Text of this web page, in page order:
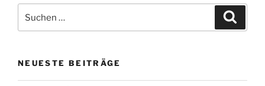
NEUESTE BEITRÄGE